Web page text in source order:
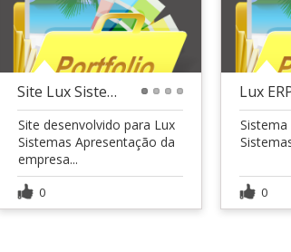
Site Lux Sistemas
Site desenvolvido para Lux
Sistemas Apresentação da
empresa...
0
Lux
Sistema
0